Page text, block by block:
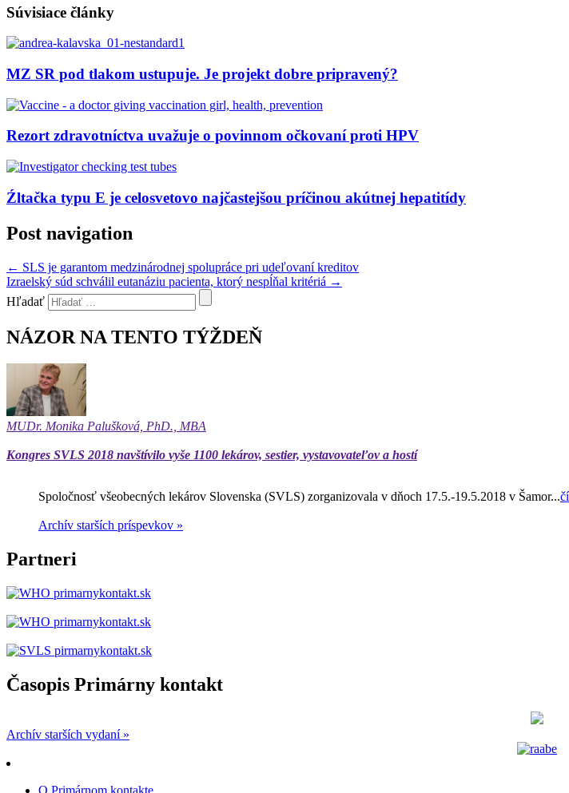
Súvisiace články
MZ SR pod tlakom ustupuje. Je projekt dobre pripravený?
Rezort zdravotníctva uvažuje o povinnom očkovaní proti HPV
Źltačka typu E je celosvetovo najčastejšou príčinou akútnej hepatitídy
Post navigation
← SLS je garantom medzinárodnej spolupráce pri udeľovaní kreditov
Izraelský súd schválil eutanáziu pacienta, ktorý nespĺňal kritériá →
Hľadať
NÁZOR NA TENTO TÝŽDEŇ
MUDr. Monika Palušková, PhD., MBA
Kongres SVLS 2018 navštívilo vyše 1100 lekárov, sestier, vystavovateľov a hostí
Spoločnosť všeobecných lekárov Slovenska (SVLS) zorganizovala v dňoch 17.5.-19.5.2018 v Šamor...
Archív starších príspevkov »
Partneri
Časopis Primárny kontakt
Archív starších vydaní »
O Primárnom kontakte